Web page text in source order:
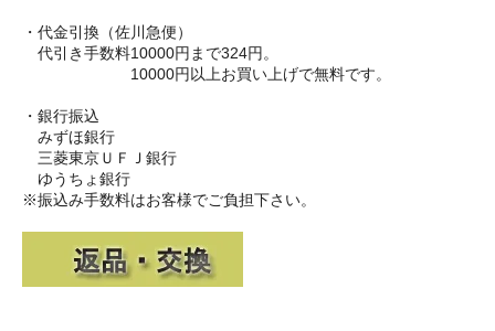
・代金引換（佐川急便）
代引き手数料10000円まで324円。
10000円以上お買い上げで無料です。
・銀行振込
みずほ銀行
三菱東京ＵＦＪ銀行
ゆうちょ銀行
※振込み手数料はお客様でご負担下さい。